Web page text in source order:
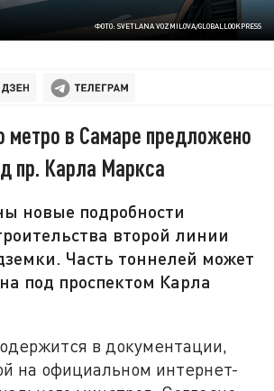
ФОТО: SVETLANA VOZMILOVA/GLOBALLOOKPRESS
метро в Самаре предложено
пр. Карла Маркса
новые подробности
второй линии
Часть тоннелей может
под проспектом Карла
в документации,
на официальном интернет-